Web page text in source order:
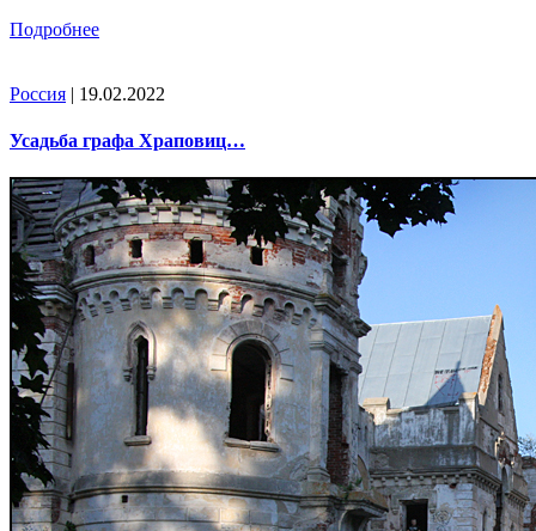
Подробнее
Россия | 19.02.2022
Усадьба графа Храповиц…